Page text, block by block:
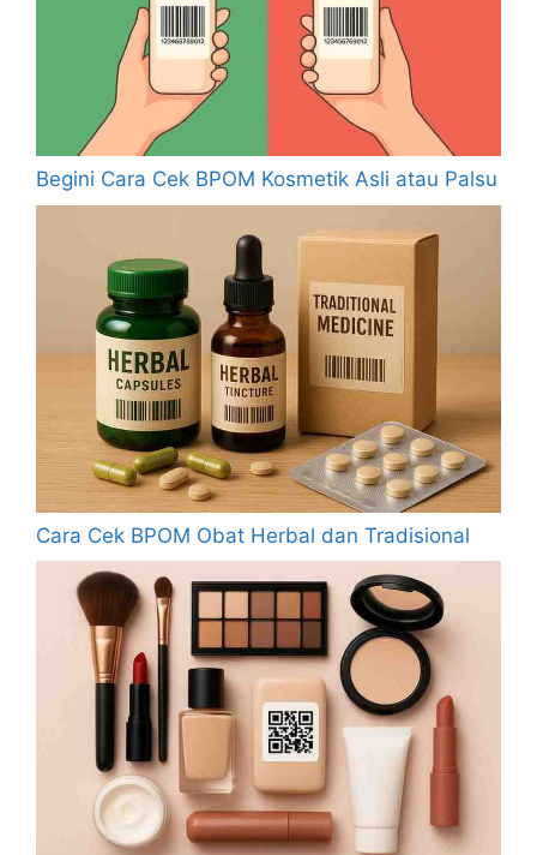
Begini Cara Cek BPOM Kosmetik Asli atau Palsu
Cara Cek BPOM Obat Herbal dan Tradisional